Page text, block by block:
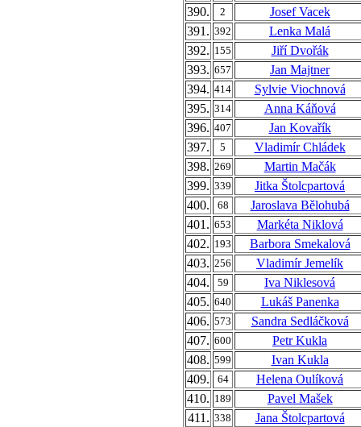
390.
2
Josef Vacek
391. 392
Lenka Malá
392. 155
Jiří Dvořák
393. 657
Jan Majtner
394. 414
Sylvie Viochnová
395. 314
Anna Káňová
396. 407
Jan Kovařík
397.
5
Vladimír Chládek
398. 269
Martin Mačák
399. 339
Jitka Štolcpartová
400.
68
Jaroslava Bělohubá
401. 653
Markéta Niklová
402. 193
Barbora Smekalová
403. 256
Vladimír Jemelík
404.
59
Iva Niklesová
405. 640
Lukáš Panenka
406. 573
Sandra Sedláčková
407. 600
Petr Kukla
408. 599
Ivan Kukla
409.
64
Helena Oulíková
410. 189
Pavel Mašek
411. 338
Jana Štolcpartová